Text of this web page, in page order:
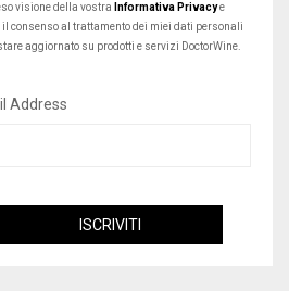
visione della vostra Informativa Privacye
il consenso al trattamento dei miei dati personali
aggiornato su prodotti e servizi DoctorWine.
Address